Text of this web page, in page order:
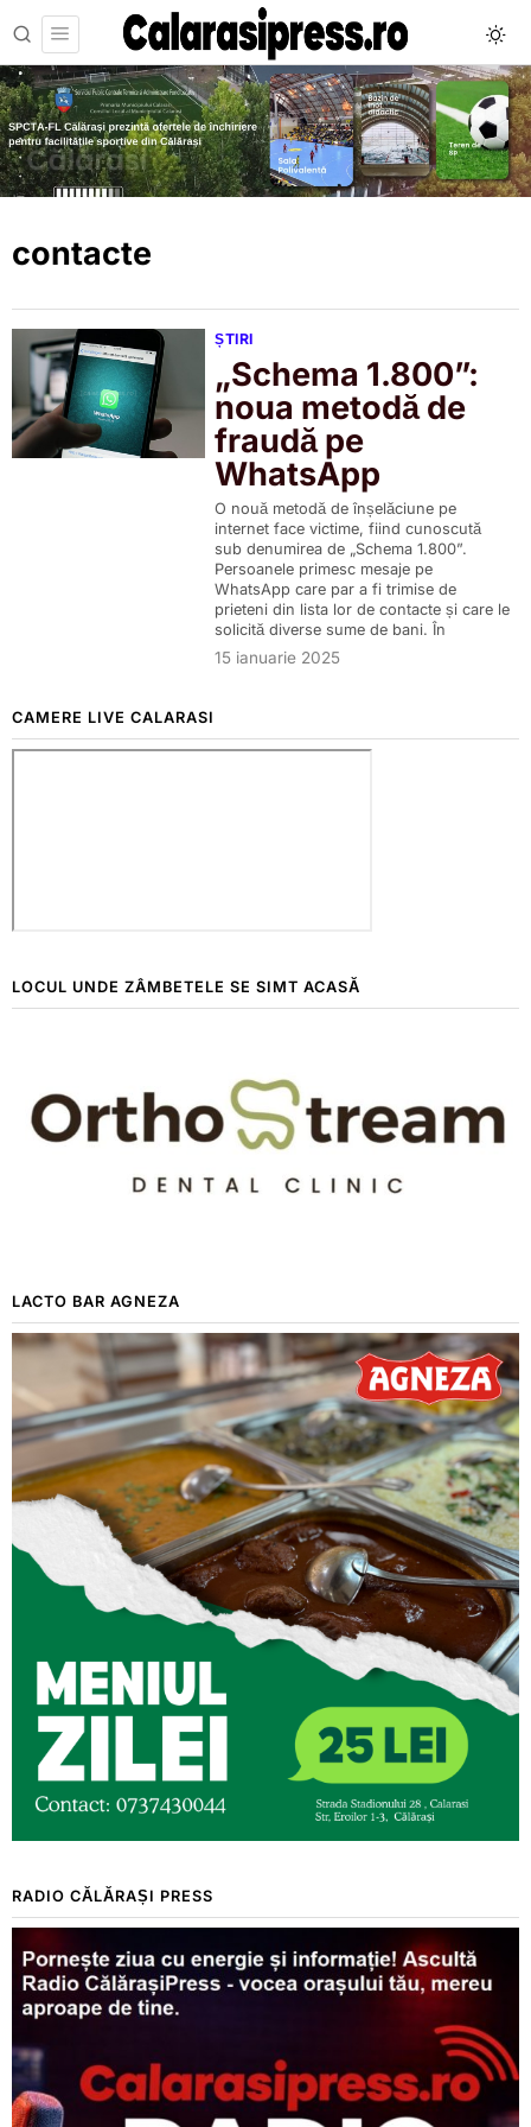
contacte
ȘTIRI
„Schema 1.800”:
noua metodă de
fraudă pe
WhatsApp
O nouă metodă de înșelăciune pe
internet face victime, fiind cunoscută
sub denumirea de „Schema 1.800”.
Persoanele primesc mesaje pe
WhatsApp care par a fi trimise de
prieteni din lista lor de contacte și care le
solicită diverse sume de bani. În
15 ianuarie 2025
CAMERE LIVE CALARASI
LOCUL UNDE ZÂMBETELE SE SIMT ACASĂ
LACTO BAR AGNEZA
RADIO CĂLĂRAȘI PRESS